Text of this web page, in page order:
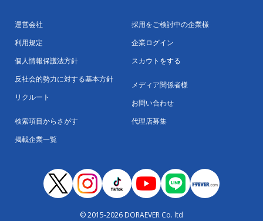
運営会社
利用規定
個人情報保護法方針
反社会的勢力に対する基本方針
リクルート
検索項目からさがす
掲載企業一覧
採用をご検討中の企業様
企業ログイン
スカウトをする
メディア関係者様
お問い合わせ
代理店募集
© 2015-2026 DORAEVER Co. ltd